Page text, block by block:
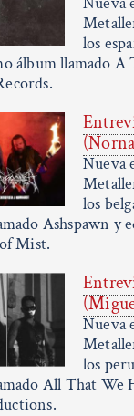
los
álbum llamado A
Nueva
los
Ashspawn y
Mist.
Nueva
los
All That We